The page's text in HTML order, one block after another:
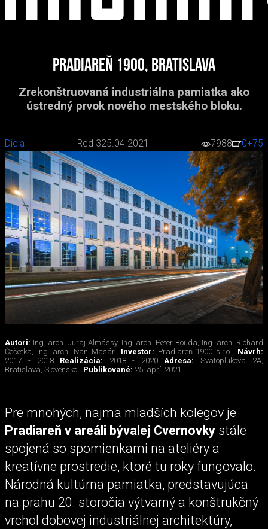
Pradiareň 1900, Bratislava
Zrekonštruovaná industriálna pamiatka ako
ústredný prvok nového mestského bloku.
Diela Red 325.04.2021 7988 0+75
Autori: Ing. arch. Juraj Almássy, Ing. arch. Peter Bouda, Ing. arch. Richard
Čečetka, Ing. arch. Ivan Masár
Investor: Pradiareň 1900 s.r.o.
Návrh:
2017 - 2018
Realizácia: 2018 - 2020 Adresa:Svätoplukova 2A,
Bratislava, Slovensko
Publikované: 25. apríl 2021
Pre mnohých, najmä mladších kolegov je
Pradiareň v areáli bývalej Cvernovky stále
spojená so spomienkami na ateliéry a
kreatívne prostredie, ktoré tu roky fungovalo.
Národná kultúrna pamiatka, predstavujúca
na prahu 20. storočia výtvarný a konštrukčný
vrchol dobovej industriálnej architektúry,